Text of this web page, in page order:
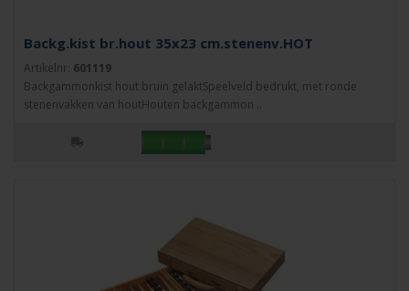
Backg.kist br.hout 35x23 cm.stenenv.HOT
Artikelnr: 601119
Backgammonkist hout bruin gelaktSpeelveld bedrukt, met ronde
stenenvakken van houtHouten backgammon ..